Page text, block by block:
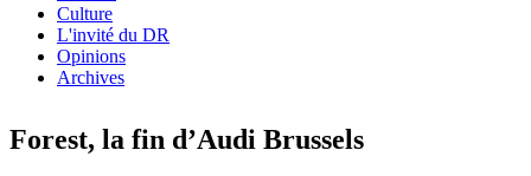
Culture
L'invité du DR
Opinions
Archives
Forest, la fin d’Audi Brussels